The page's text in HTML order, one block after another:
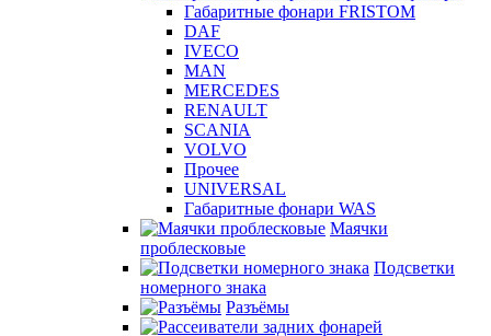
Габаритные фонари FRISTOM
DAF
IVECO
MAN
MERCEDES
RENAULT
SCANIA
VOLVO
Прочее
UNIVERSAL
Габаритные фонари WAS
Маячки
проблесковые
Подсветки
номерного знака
Разъёмы